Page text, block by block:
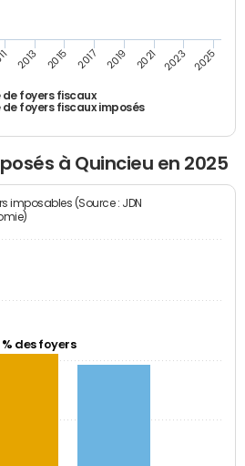
de foyers fiscaux
de foyers fiscaux imposés
2013 2015 2017 2019 2021 2023 2025
à Quincieu en 2025
imposables (Source : JDN
% des foyers